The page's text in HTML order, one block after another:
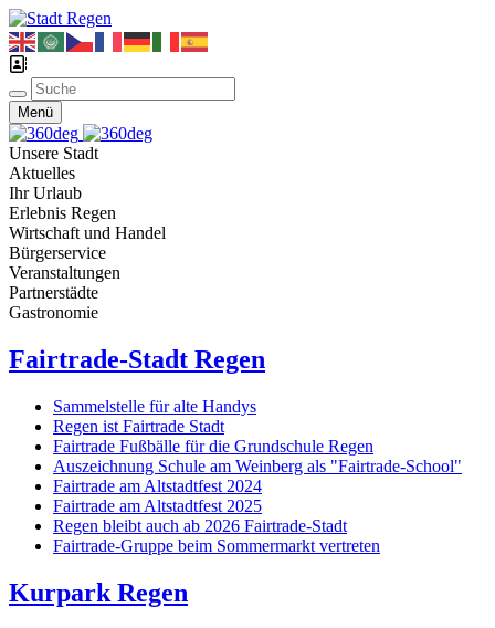
Menü
Unsere Stadt
Aktuelles
Ihr Urlaub
Erlebnis Regen
Wirtschaft und Handel
Bürgerservice
Veranstaltungen
Partnerstädte
Gastronomie
Fairtrade-Stadt Regen
Sammelstelle für alte Handys
Regen ist Fairtrade Stadt
Fairtrade Fußbälle für die Grundschule Regen
Auszeichnung Schule am Weinberg als "Fairtrade-School"
Fairtrade am Altstadtfest 2024
Fairtrade am Altstadtfest 2025
Regen bleibt auch ab 2026 Fairtrade-Stadt
Fairtrade-Gruppe beim Sommermarkt vertreten
Kurpark Regen